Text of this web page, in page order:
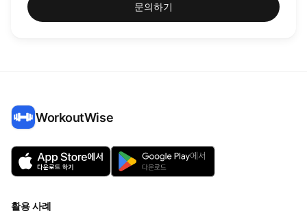
문의하기
WorkoutWise
활용 사례